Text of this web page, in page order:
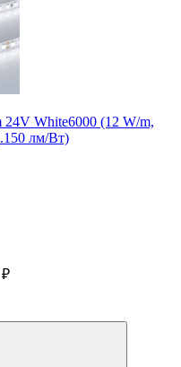
24V White6000 (12 W/m,
лм/Вт)
₽